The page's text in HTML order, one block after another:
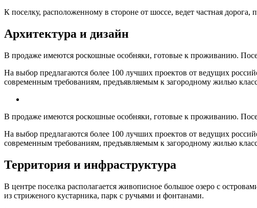
К поселку, расположенному в стороне от шоссе, ведет частная
Архитектура и дизайн
В продаже имеются роскошные особняки, готовые к проживанию.
На выбор предлагаются более 100 лучших проектов от ведущих
современным требованиям, предъявляемым к загородному жилью
В продаже имеются роскошные особняки, готовые к проживанию.
На выбор предлагаются более 100 лучших проектов от ведущих
современным требованиям, предъявляемым к загородному жилью
Территория и инфраструктура
В центре поселка располагается живописное большое озеро с
из стриженого кустарника, парк с ручьями и фонтанами.